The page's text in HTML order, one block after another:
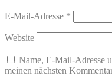
E-Mail-Adresse *
Website
Name, E-Mail-Adresse
meinen nächsten